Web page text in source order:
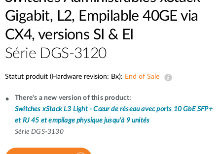
Gigabit, L2, Empilable 40GE via
CX4, versions SI & EI
Série DGS-3120
Statut produit (Hardware revision: Bx): End of Sale
There's a new version of this product:
Switches xStack L3 Light - Cœur de réseau avec ports 10 GbE SFP+
et RJ 45 et empilage physique jusqu'à 9 unités
Série DGS-3130